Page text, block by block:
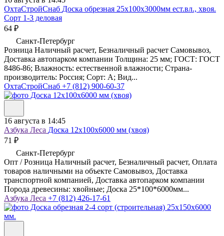
ОхтаСтройСнаб Доска обрезная 25х100х3000мм ест.вл., хвоя.
Сорт 1-3 деловая
64 ₽
Санкт-Петербург
Розница Наличный расчет, Безналичный расчет Самовывоз,
Доставка автопарком компании Толщина: 25 мм; ГОСТ: ГОСТ
8486-86; Влажность: естественной влажности; Страна-
производитель: Россия; Сорт: A; Вид...
ОхтаСтройСнаб +7 (812) 900-60-37
16 августа в 14:45
Азбука Леса Доска 12х100х6000 мм (хвоя)
71 ₽
Санкт-Петербург
Опт / Розница Наличный расчет, Безналичный расчет, Оплата
товаров наличными на объекте Самовывоз, Доставка
транспортной компанией, Доставка автопарком компании
Порода древесины: хвойные; Доска 25*100*6000мм...
Азбука Леса +7 (812) 426-17-61